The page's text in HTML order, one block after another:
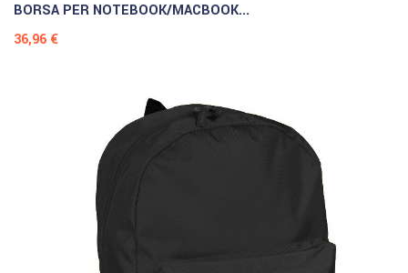
BORSA PER NOTEBOOK/MACBOOK...
Prezzo
36,96 €